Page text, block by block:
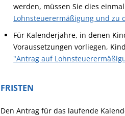
werden, müssen Sie dies
Lohnsteuerermäßigung und zu
Für Kalenderjahre, in denen
Voraussetzungen vorliegen,
"Antrag auf
FRISTEN
Den Antrag für das laufende